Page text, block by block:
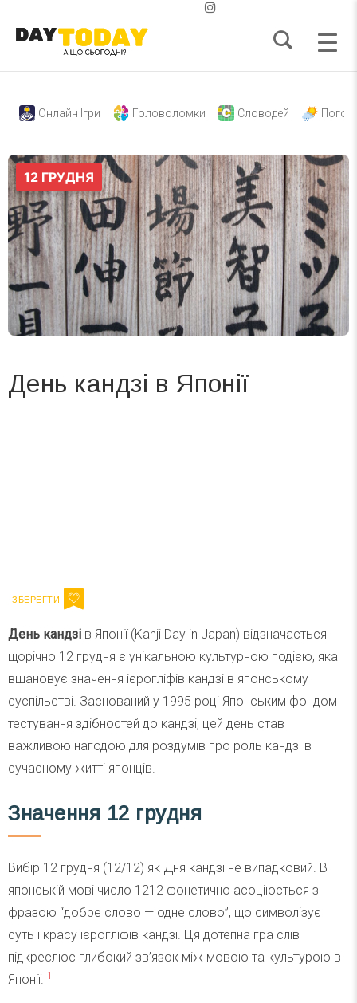
Онлайн Ігри Головоломки Словодей
День кандзі в Японії
День кандзі в Японії (Kanji Day in Japan) відзначається
щорічно 12 грудня є унікальною культурною подією, яка
вшановує значення ієрогліфів кандзі в японському
суспільстві. Заснований у 1995 році Японським фондом
тестування здібностей до кандзі, цей день став
важливою нагодою для роздумів про роль кандзі в
сучасному житті японців.
Значення 12 грудня
Вибір 12 грудня (12/12) як Дня кандзі не випадковий. В
японській мові число 1212 фонетично асоціюється з
фразою “добре слово — одне слово”, що символізує
суть і красу ієрогліфів кандзі. Ця дотепна гра слів
підкреслює глибокий зв’язок між мовою та культурою в
Японії. 1